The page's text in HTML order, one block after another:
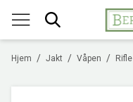
/
Hjem /
Jakt /
Våpen Rifle